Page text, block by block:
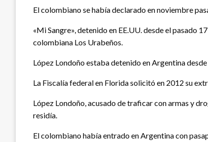
El colombiano se había declarado en noviembre
«Mi Sangre», detenido en EE.UU. desde el pasado
colombiana Los Urabeños.
López Londoño estaba detenido en Argentina
La Fiscalía federal en Florida solicitó en 2012 su
López Londoño, acusado de traficar con armas y
residía.
El colombiano había entrado en Argentina con